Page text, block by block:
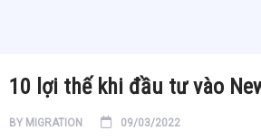
10 lợi thế khi đầu tư vào
BY MIGRATION 09/03/2022